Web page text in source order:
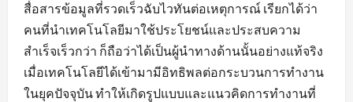
สื่อสารข้อมูลที่รวดเร็วฉับไวทันต่อเหตุการณ์ เรียกได้ว่า
คนที่นำเทคโนโลยีมาใช้ประโยชน์และประสบความ
สำเร็จเร็วกว่า ก็ถือว่าได้เป็นผู้นำทางด้านนั้นอย่างแท้จริง
เมื่อเทคโนโลยีได้เข้ามามีอิทธิพลต่อกระบวนการทำงาน
ในยุคปัจจุบัน ทำให้เกิดรูปแบบและแนวคิดการทำงานที่